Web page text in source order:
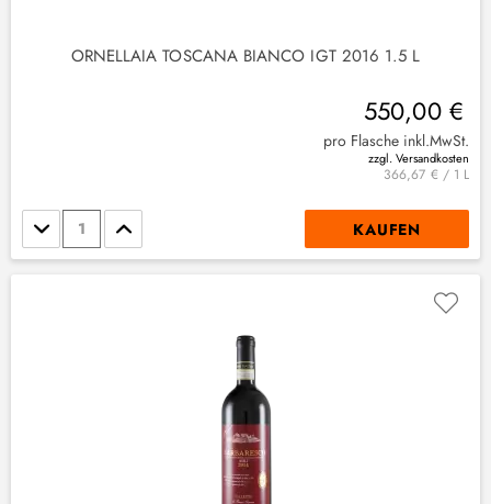
ORNELLAIA TOSCANA BIANCO IGT 2016 1.5 L
550,00 €
pro Flasche inkl.MwSt.
zzgl. Versandkosten
366,67 € / 1 L
Stückzahl KAUFEN